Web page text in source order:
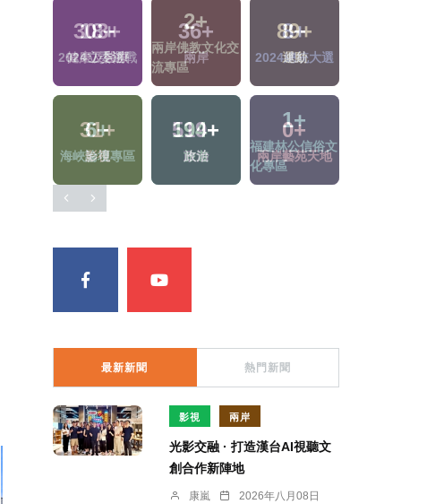
苑天地
303+
健康及醫療
36+
兩岸
8+
2024總統大選
31+
影視
519+
政治
1+
福建林公信俗文
化專區
最新新聞 熱門新聞
影視 兩岸
光影交融 · 打造漢台AI視聽文
創合作新陣地
康嵐
2026年八月08日